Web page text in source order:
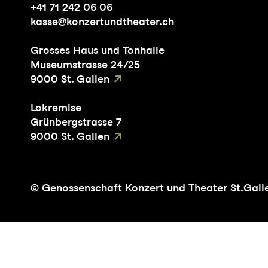
+41 71 242 06 06
kasse@konzertundtheater.ch
Grosses Haus und Tonhalle
Museumstrasse 24/25
9000 St. Gallen
Lokremise
Grünbergstrasse 7
9000 St. Gallen
© Genossenschaft Konzert und Theater